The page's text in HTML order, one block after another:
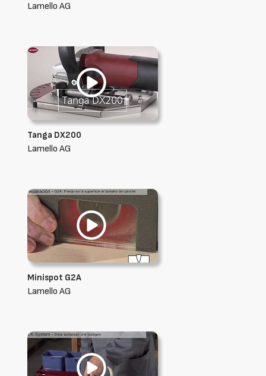
Lamello AG
Tanga DX200
Lamello AG
Minispot G2A
Lamello AG